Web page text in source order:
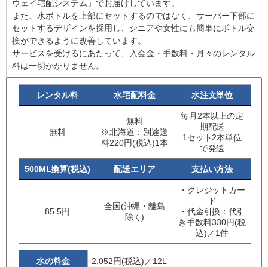
ウェイ宅配システム」でお届けしています。
また、水ボトルを上部にセットするのではなく、サーバー下部に
セットするデザインを採用し、シニアや女性にも簡単にボトル交
換ができるように改善しています。
サービスを受けるにあたって、入会金・手数料・月々のレンタル
料は一切かかりません。
レンタル料 水宅配料金 水注文単位
無料
無料
※北海道：別途送
料220円(税込)1本
毎月2本以上の定
期配送
1セット2本単位
で発送
500ML換算(税込) 配送エリア 支払い方法
85.5円
全国(沖縄・離島
除く)
・クレジットカー
ド
・代金引換：代引
き手数料330円(税
込)／1件
水の料金 2,052円(税込)／12L